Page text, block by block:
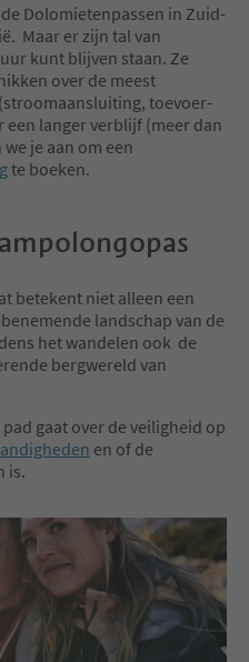
Dolomietenpassen in Zuid-
Maar er zijn tal van
kunt blijven staan. Ze
over de meest
toevoer-
langer verblijf (meer dan
je aan om een
te boeken.
betekent niet alleen een
landschap van de
het wandelen ook de
bergwereld van
gaat over de veiligheid op
en of de
is.